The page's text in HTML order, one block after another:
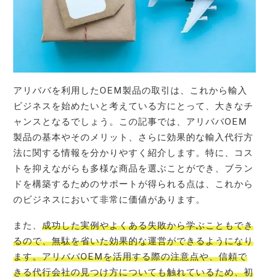
アリババを利用したOEM製品の取引は、これから輸入
ビジネスを始めたいと考えている方にとって、大きなチ
ャンスとなるでしょう。この記事では、アリババOEM
製品の基本やそのメリット、さらに効果的な輸入代行方
法に関する情報を分かりやすく紹介します。特に、コス
トを抑えながらも多様な商品を選ぶことができ、ブラン
ドを構築するためのサポートが得られる点は、これから
のビジネスにおいて非常に価値があります。
また、成功した実例やよくある失敗から学ぶこともでき
るので、無駄を省いた効果的な運営ができるようになり
ます。アリババOEMを活用する際の注意点や、信頼で
きる代行会社の見つけ方についても触れているため、初